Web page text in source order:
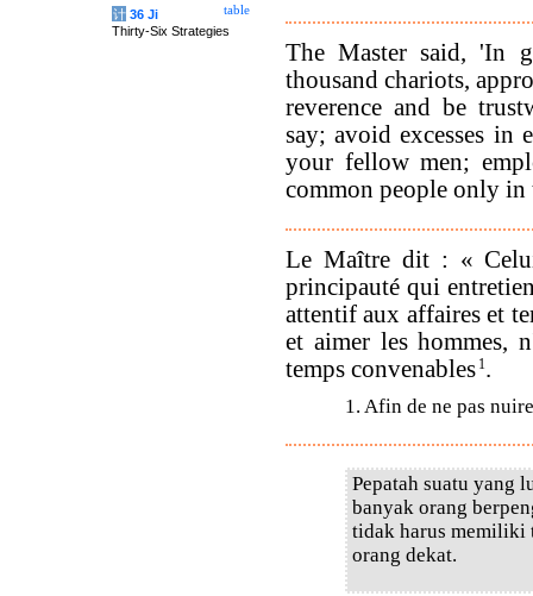
The Master said, 'In
thousand chariots,
reverence and be
say; avoid excesses in
your fellow men;
common people only in
Le Maître dit : «
principauté qui
attentif aux affaires et
et aimer les hommes,
temps convenables 1 .
1. Afin de ne pas
Pepatah suatu yang
banyak orang
tidak harus memiliki
orang dekat.
table
计 36 Ji
Thirty-Six Strategies